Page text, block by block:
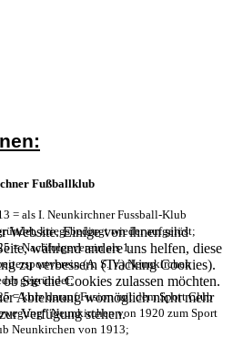
Website. Einige von ihnen sind
während andere uns helfen, diese
zu verbessern (Tracking Cookies).
Sie die Cookies zulassen möchten.
Ablehnung womöglich nicht mehr
Verfügung stehen.
Fußballklub
= als I. Neunkirchner Fussball-Klub
kriegsbedingt wieder aufgelöst;
= Nachfolgeverein als 1.
(A. S. V.) Neunkirchen
gegründet;
= kurz darauf Fusion mit dem Sport Club
Neunkirchen von 1920 zum Sport
Neunkirchen von 1913;